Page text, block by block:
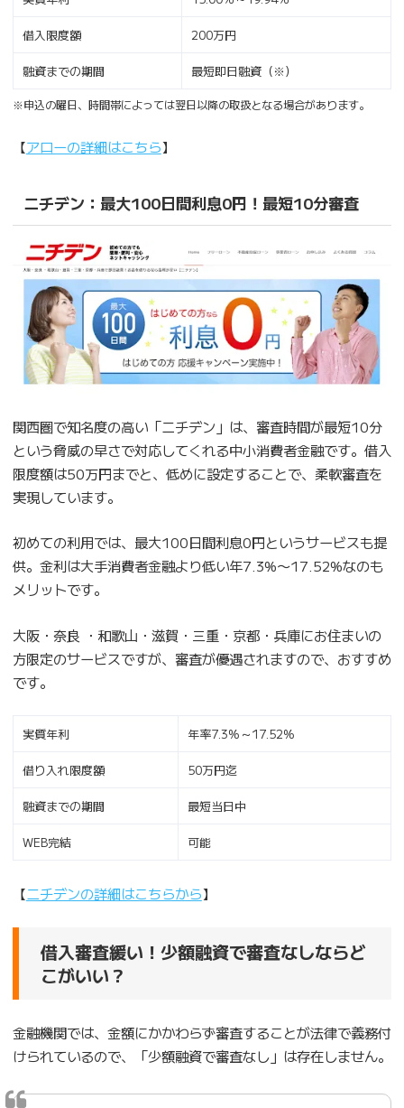
借入限度額 200万円
融資までの期間 最短即日融資（※）
※申込の曜日、時間帯によっては翌日以降の取扱となる場合があります。
【アローの詳細はこちら】
ニチデン：最大100日間利息0円！最短10分審査
関西圏で知名度の高い「ニチデン」は、審査時間が最短10分
という脅威の早さで対応してくれる中小消費者金融です。借入
限度額は50万円までと、低めに設定することで、柔軟審査を
実現しています。
初めての利用では、最大100日間利息0円というサービスも提
供。金利は大手消費者金融より低い年7.3%〜17.52%なのも
メリットです。
大阪・奈良 ・和歌山・滋賀・三重・京都・兵庫にお住まいの
方限定のサービスですが、審査が優遇されますので、おすすめ
です。
実質年利 年率7.3%～17.52%
借り入れ限度額 50万円迄
融資までの期間 最短当日中
WEB完結 可能
【ニチデンの詳細はこちらから】
借入審査緩い！少額融資で審査なしならど
こがいい？
金融機関では、金額にかかわらず審査することが法律で義務付
けられているので、「少額融資で審査なし」は存在しません。